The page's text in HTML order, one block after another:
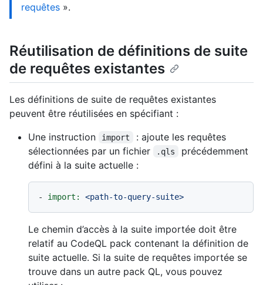
requêtes ».
Réutilisation de définitions de suite
de requêtes existantes
Les définitions de suite de requêtes existantes
peuvent être réutilisées en spécifiant :
Une instruction
import
: ajoute les requêtes
sélectionnées par un fichier
.qls
précédemment
défini à la suite actuelle :
- import: <path-to-query-suite>
Le chemin d’accès à la suite importée doit être
relatif au CodeQL pack contenant la définition de
suite actuelle. Si la suite de requêtes importée se
trouve dans un autre pack QL, vous pouvez